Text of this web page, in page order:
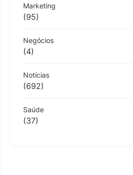
Marketing
(95)
Negócios
(4)
Notícias
(692)
Saúde
(37)